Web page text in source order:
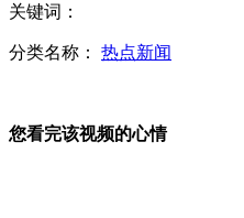
关键词：
分类名称： 热点新闻
您看完该视频的心情